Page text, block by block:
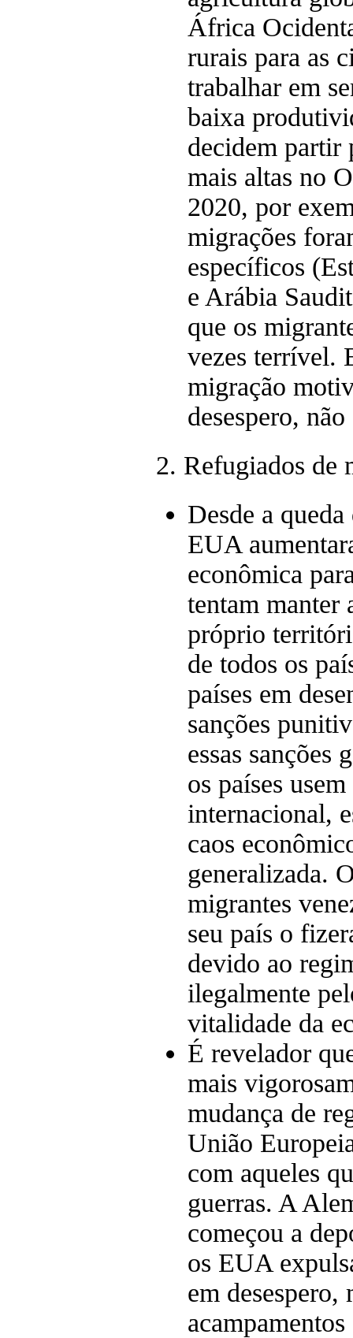
África
rurais para as
trabalhar em
baixa
decidem partir
mais altas no
2020, por
migrações
específicos
e Arábia
que os
vezes terrível.
migração
desespero,
2. Refugiados de
Desde a
EUA
econômica
tentam manter
próprio
de todos os
países em
sanções
essas sanções
os países
internacional,
caos
generalizada.
migrantes
seu país o
devido ao
ilegalmente
vitalidade da
É revelador
mais
mudança de
União
com aqueles
guerras. A
começou a
os EUA
em desespero,